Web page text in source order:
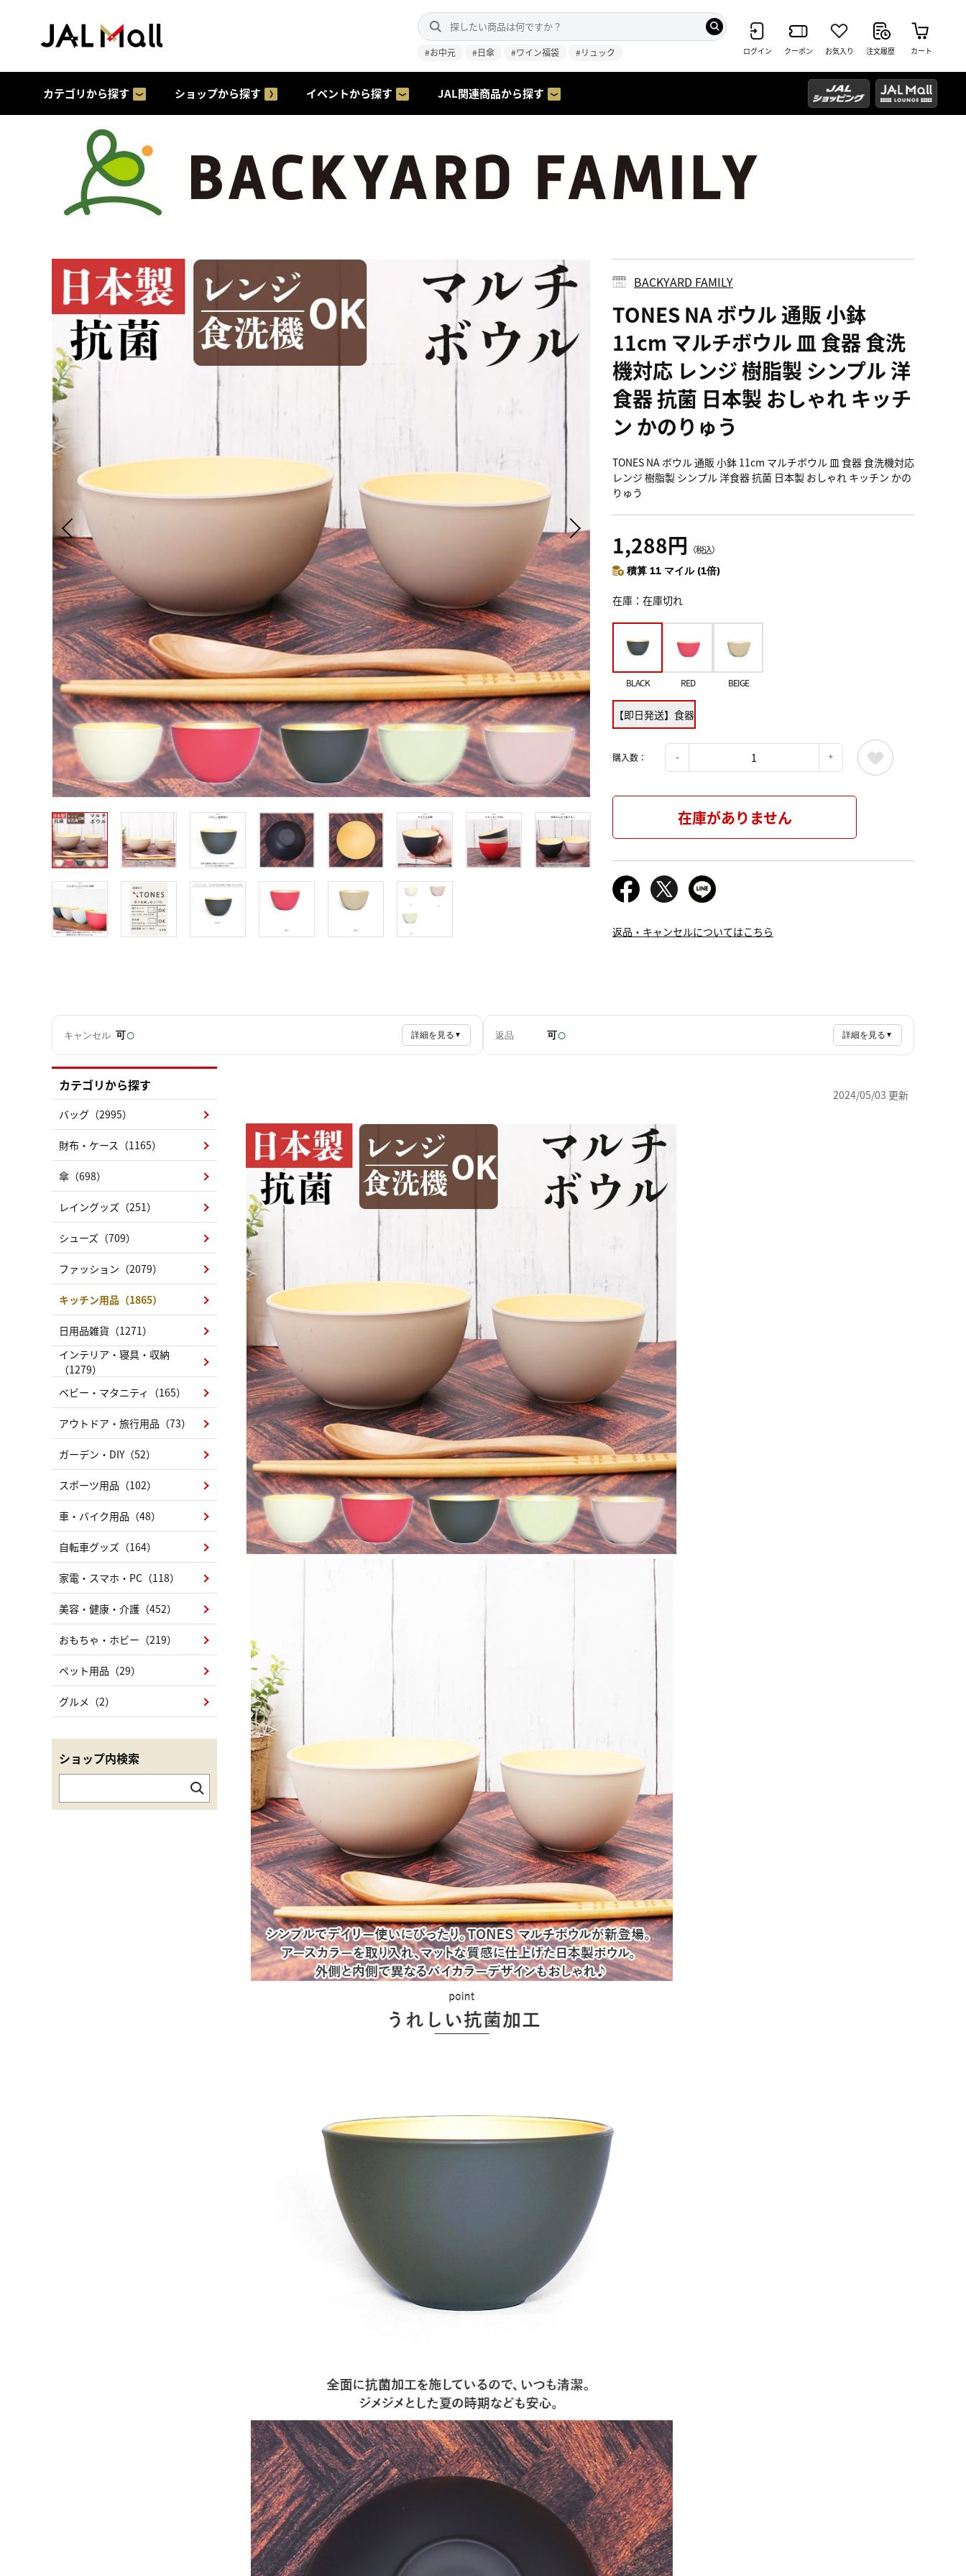
#お中元 #日傘 #ワイン福袋 #リュック ログイン クーポン お気入り 注文履歴 カート
カテゴリから探す ショップから探す イベントから探す JAL関連商品から探す
BACKYARD FAMILY
TONES NA ボウル 通販 小鉢
11cm マルチボウル 皿 食器 食洗
機対応 レンジ 樹脂製 シンプル 洋
食器 抗菌 日本製 おしゃれ キッチ
ン かのりゅう
TONES NA ボウル 通販 小鉢 11cm マルチボウル 皿 食器 食洗機対応
レンジ 樹脂製 シンプル 洋食器 抗菌 日本製 おしゃれ キッチン かの
りゅう
1,288円 （税込）
積算 11 マイル (1倍)
在庫 在庫切れ
BLACK RED BEIGE
【即日発送】食器
購入数：
在庫がありません
返品・キャンセルについてはこちら
キャンセル 可○ 詳細を見る ▼ 返品 可○ 詳細を見る ▼
2024/05/03 更新
カテゴリから探す
バッグ（2995）
財布・ケース（1165）
傘（698）
レイングッズ（251）
シューズ（709）
ファッション（2079）
キッチン用品（1865）
日用品雑貨（1271）
インテリア・寝具・収納
（1279）
ベビー・マタニティ（165）
アウトドア・旅行用品（73）
ガーデン・DIY（52）
スポーツ用品（102）
車・バイク用品（48）
自転車グッズ（164）
家電・スマホ・PC（118）
美容・健康・介護（452）
おもちゃ・ホビー（219）
ペット用品（29）
グルメ（2）
ショップ内検索